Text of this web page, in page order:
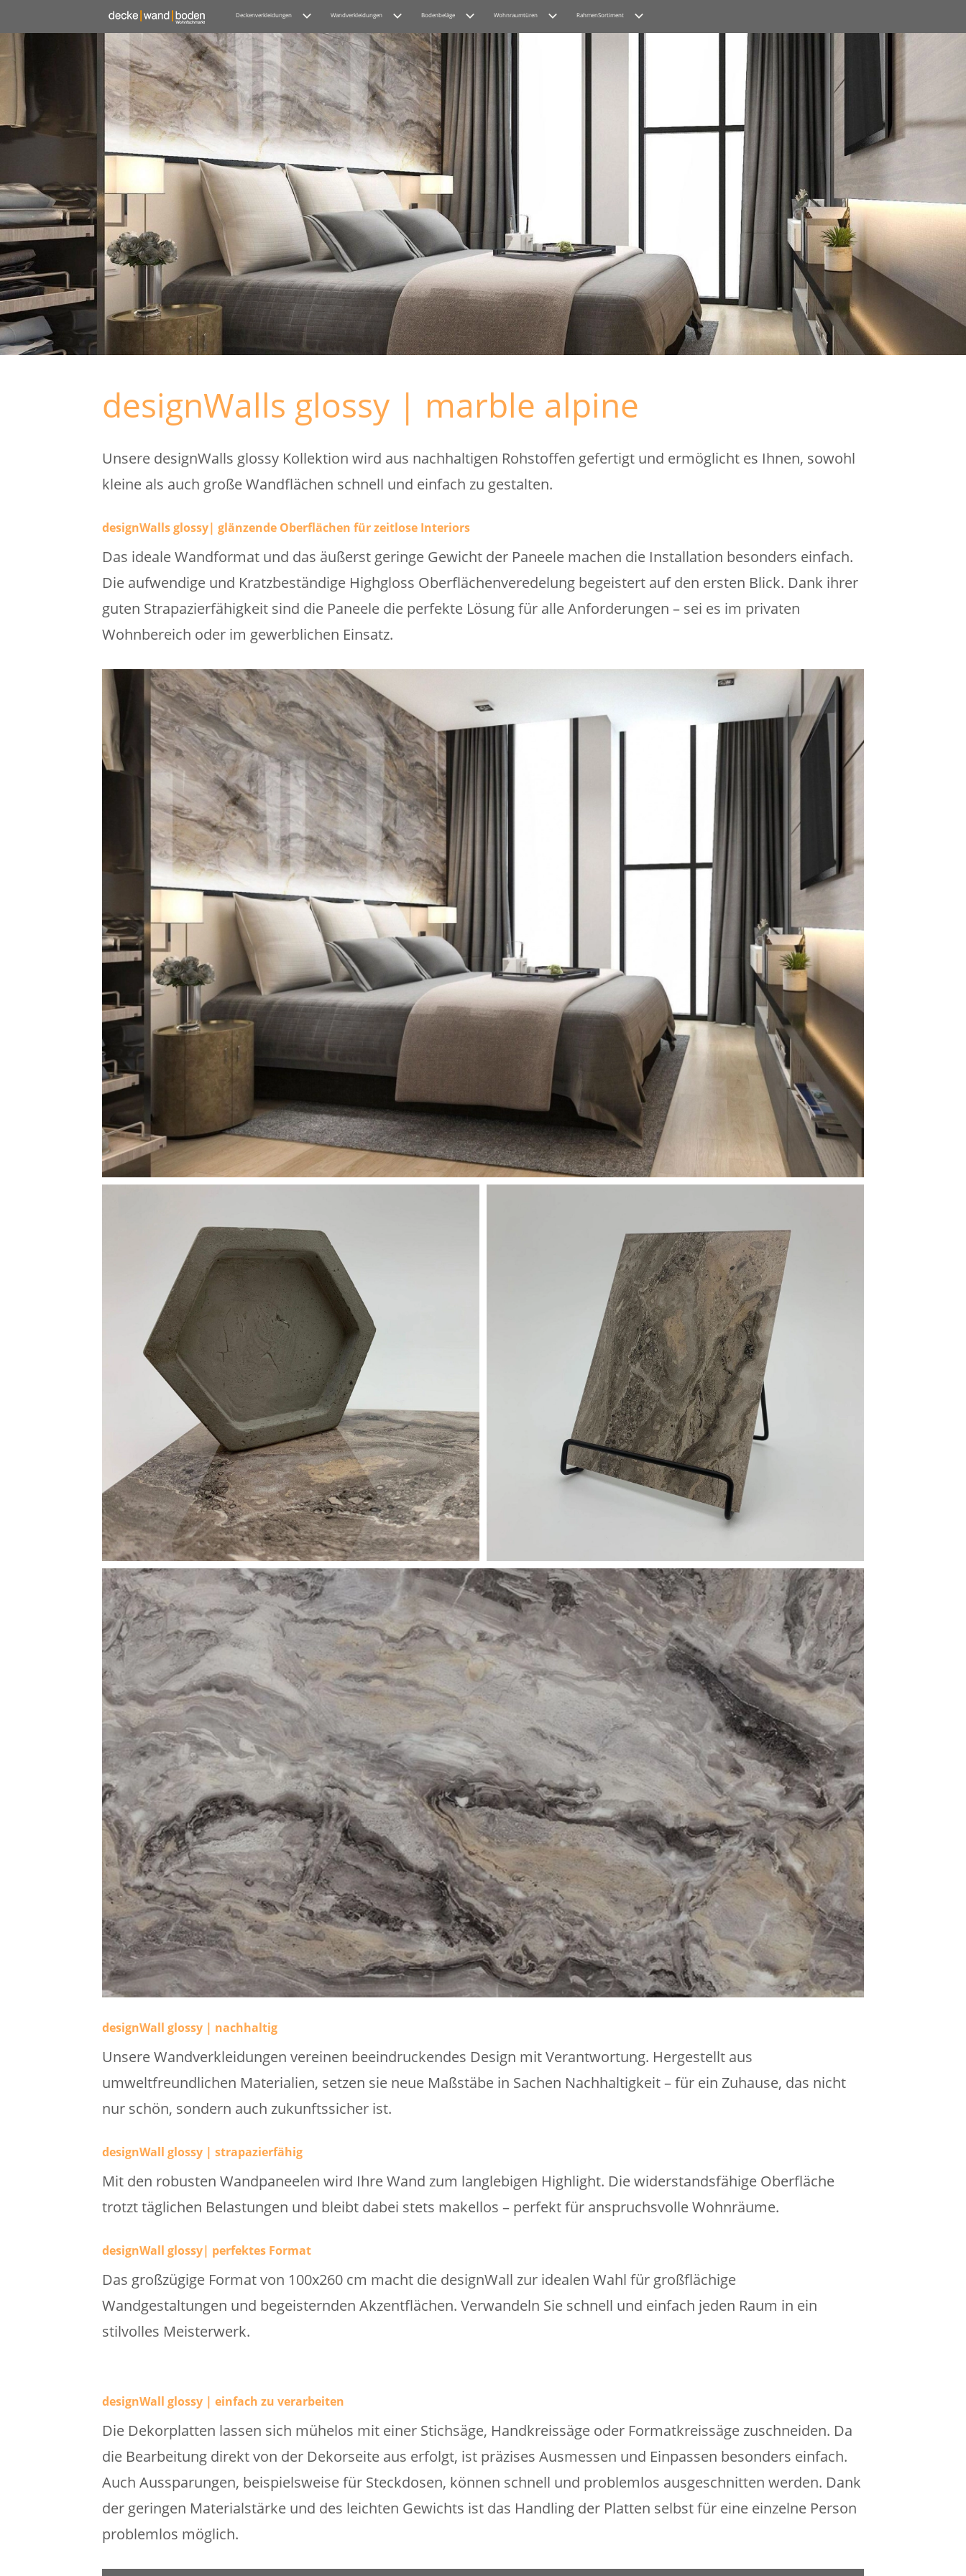
Deckenverkleidungen Wandverkleidungen Bodenbeläge Wohnraumtüren RahmenSortiment
designWalls glossy | marble alpine
Unsere designWalls glossy Kollektion wird aus nachhaltigen Rohstoffen gefertigt und ermöglicht es Ihnen, sowohl
kleine als auch große Wandflächen schnell und einfach zu gestalten.
designWalls glossy| glänzende Oberflächen für zeitlose Interiors
Das ideale Wandformat und das äußerst geringe Gewicht der Paneele machen die Installation besonders einfach.
Die aufwendige und Kratzbeständige Highgloss Oberflächenveredelung begeistert auf den ersten Blick. Dank ihrer
guten Strapazierfähigkeit sind die Paneele die perfekte Lösung für alle Anforderungen – sei es im privaten
Wohnbereich oder im gewerblichen Einsatz.
designWall glossy | nachhaltig
Unsere Wandverkleidungen vereinen beeindruckendes Design mit Verantwortung. Hergestellt aus
umweltfreundlichen Materialien, setzen sie neue Maßstäbe in Sachen Nachhaltigkeit – für ein Zuhause, das nicht
nur schön, sondern auch zukunftssicher ist.
designWall glossy | strapazierfähig
Mit den robusten Wandpaneelen wird Ihre Wand zum langlebigen Highlight. Die widerstandsfähige Oberfläche
trotzt täglichen Belastungen und bleibt dabei stets makellos – perfekt für anspruchsvolle Wohnräume.
designWall glossy| perfektes Format
Das großzügige Format von 100x260 cm macht die designWall zur idealen Wahl für großflächige
Wandgestaltungen und begeisternden Akzentflächen. Verwandeln Sie schnell und einfach jeden Raum in ein
stilvolles Meisterwerk.
designWall glossy | einfach zu verarbeiten
Die Dekorplatten lassen sich mühelos mit einer Stichsäge, Handkreissäge oder Formatkreissäge zuschneiden. Da
die Bearbeitung direkt von der Dekorseite aus erfolgt, ist präzises Ausmessen und Einpassen besonders einfach.
Auch Aussparungen, beispielsweise für Steckdosen, können schnell und problemlos ausgeschnitten werden. Dank
der geringen Materialstärke und des leichten Gewichts ist das Handling der Platten selbst für eine einzelne Person
problemlos möglich.